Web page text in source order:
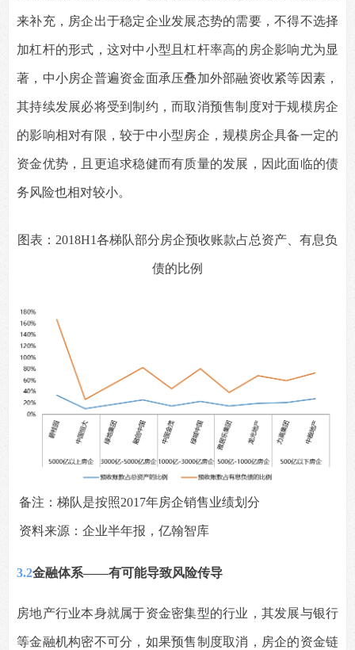
来补充，房企出于稳定企业发展态势的需要，不得不选择
加杠杆的形式，这对中小型且杠杆率高的房企影响尤为显
著，中小房企普遍资金面承压叠加外部融资收紧等因素，
其持续发展必将受到制约，而取消预售制度对于规模房企
的影响相对有限，较于中小型房企，规模房企具备一定的
资金优势，且更追求稳健而有质量的发展，因此面临的债
务风险也相对较小。
图表：2018H1各梯队部分房企预收账款占总资产、有息负
债的比例
备注：梯队是按照2017年房企销售业绩划分
资料来源：企业半年报，亿翰智库
3.2金融体系——有可能导致风险传导
房地产行业本身就属于资金密集型的行业，其发展与银行
等金融机构密不可分，如果预售制度取消，房企的资金链